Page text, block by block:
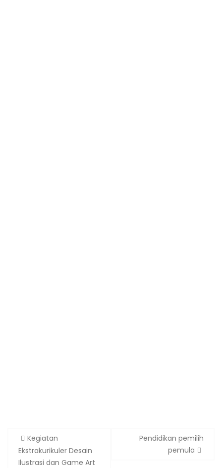
Kegiatan
Ekstrakurikuler Desain
Ilustrasi dan Game Art
Pendidikan pemilih
pemula